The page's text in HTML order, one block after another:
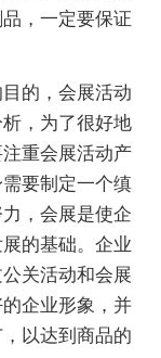
，一定要保证
的，会展活动
，为了很好地
重会展活动产
要制定一个缜
，会展是使企
的基础。企业
关活动和会展
企业形象，并
以达到商品的